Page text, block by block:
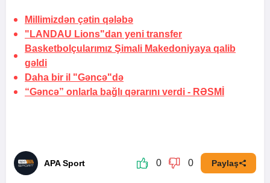
Millimizdən çətin qələbə
"LANDAU Lions"dan yeni transfer
Basketbolçularımız Şimali Makedoniyaya qalib
gəldi
Daha bir il "Gəncə"də
“Gəncə” onlarla bağlı qərarını verdi - RƏSMİ
APA Sport 0 0 Paylaş